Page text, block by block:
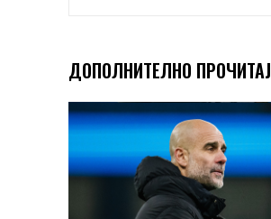
ДОПОЛНИТЕЛНО ПРОЧИТАЈ